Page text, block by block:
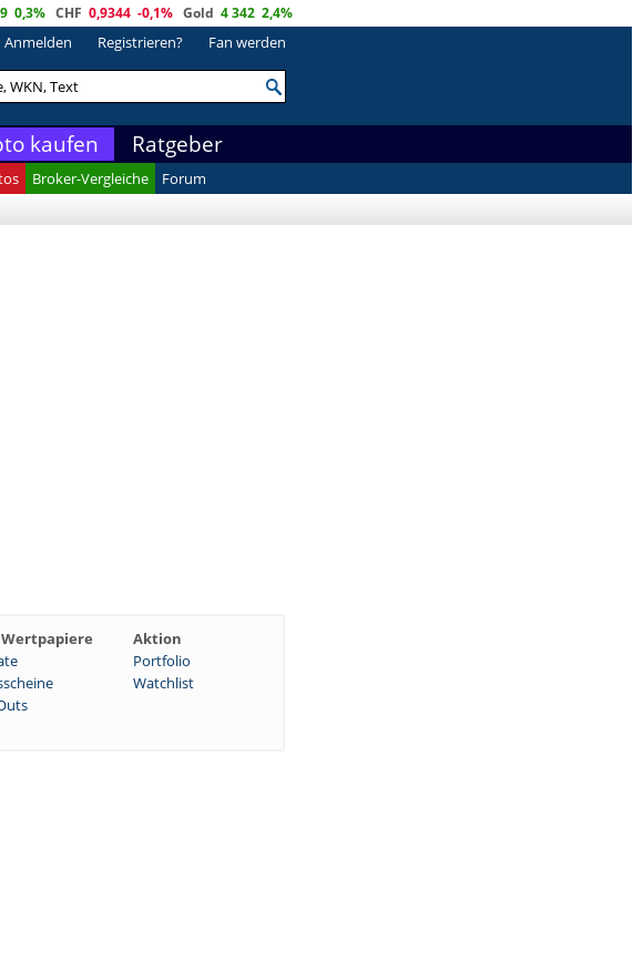
0,3% CHF 0,9344 -0,1% Gold 4 342 2,4%
Anmelden Registrieren? Fan werden
kaufen Ratgeber
Broker-Vergleiche
Forum
Aktion
Portfolio
Watchlist